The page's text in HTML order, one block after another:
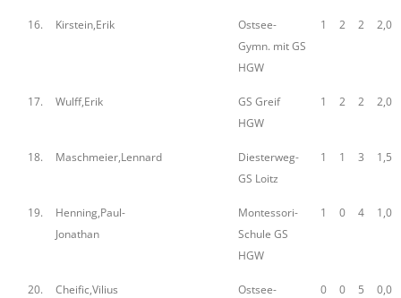
16. Kirstein,Erik
Ostsee-
Gymn. mit GS
HGW
1 2 2 2,0
17. Wulff,Erik
GS Greif
HGW
1 2 2 2,0
18. Maschmeier,Lennard
Diesterweg-
GS Loitz
1 1 3 1,5
19.
Henning,Paul-
Jonathan
Montessori-
Schule GS
HGW
1 0 4 1,0
20. Cheific,Vilius
Ostsee-
0 0 5 0,0